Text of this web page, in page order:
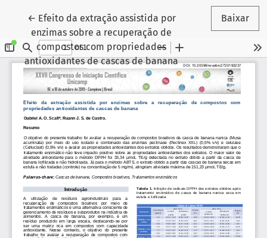
← Voltar aos Detalhes do Artigo
Efeito da extração assistida por
enzimas sobre a recuperação de
compostos com propriedades
antioxidantes de cascas de banana
Baixar